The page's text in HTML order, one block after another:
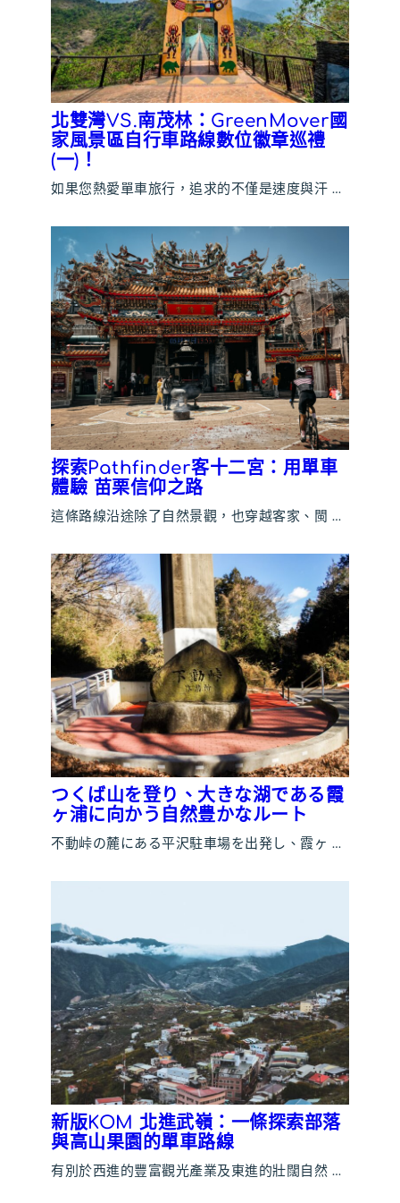
北雙灣VS.南茂林：GreenMover國
家風景區自行車路線數位徽章巡禮
(一)！
如果您熱愛單車旅行，追求的不僅是速度與汗 …
探索Pathfinder客十二宮：用單車
體驗 苗栗信仰之路
這條路線沿途除了自然景觀，也穿越客家、閩 …
つくば山を登り、大きな湖である霞
ヶ浦に向かう自然豊かなルート
不動峠の麓にある平沢駐車場を出発し、霞ヶ …
新版KOM 北進武嶺：一條探索部落
與高山果園的單車路線
有別於西進的豐富觀光產業及東進的壯闊自然 …